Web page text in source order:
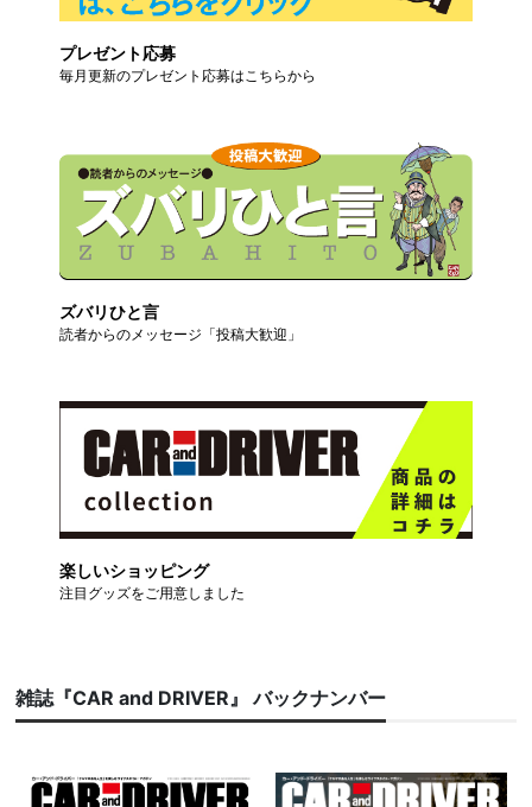
プレゼント応募
毎月更新のプレゼント応募はこちらから
ズバリひと言
読者からのメッセージ「投稿大歓迎」
楽しいショッピング
注目グッズをご用意しました
雑誌『CAR and DRIVER』 バックナンバー